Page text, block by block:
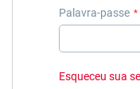
Palavra-passe
Esqueceu sua